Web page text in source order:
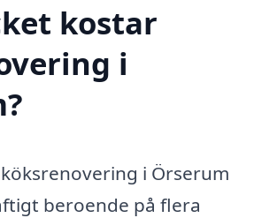
kostar
i
i Örserum
beroende på flera